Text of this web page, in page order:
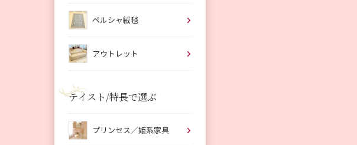
ペルシャ絨毯
アウトレット
テイスト/特長で選ぶ
プリンセス／姫系家具